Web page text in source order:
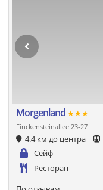
Morgenland ★★★
Finckensteinallee 23-27
4.4 км до центра
Сейф
Ресторан